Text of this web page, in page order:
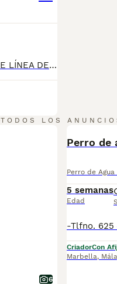
EXCELENTE CAMADA DE PERRO DE AGUA ESPAÑOL DE LÍNEA DE CAMPEONES DE BELLEZA. Disponible camada de 4 cachorros todos marrones: 3 machos y 1 hembra. Criados en ambiente familiar, con muy buen carácter y excelente morfología. Se entregan a partir del día 14 de agosto con: • Dos vacunas víricas • Chip y pasaporte europeo • Desparasitaciones al día • Pedigree Nos avalan 4 campeones de España y varios piases Se entregan con contrato de compraventa y garantía por escrito. Tf 685901957. Se envían por transportes de mascotas. si no puede venir a recogerlo SI QUERES TENER UN PERRO VERSATIL , HIPOLERGENICO , QUE NO DESPRENDE PELO , ESTA ES TU RAZA IDEAL Disponemos de núcleo Zoológico. El padre de los chorros es el negro. Ver videos de los cachorros.
TODOS LOS
6
Perro de
Perro de
5 semanas
Edad
CriadorCon
Marbella,